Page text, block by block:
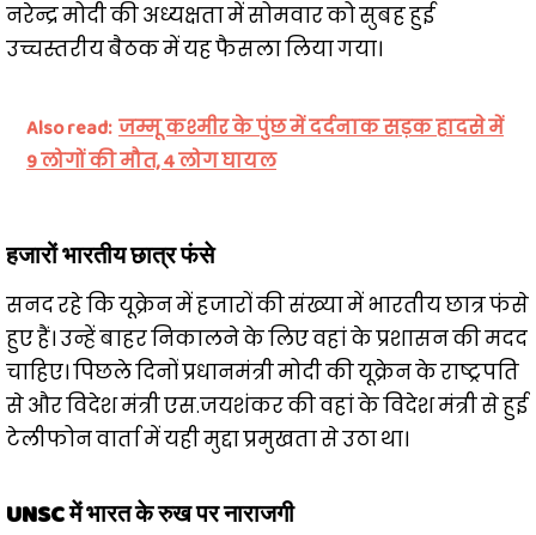
नरेन्द्र मोदी की अध्यक्षता में सोमवार को सुबह हुई
उच्चस्तरीय बैठक में यह फैसला लिया गया।
Also read: जम्मू कश्मीर के पुंछ में दर्दनाक सड़क हादसे में
9 लोगों की मौत, 4 लोग घायल
हजारों भारतीय छात्र फंसे
सनद रहे कि यूक्रेन में हजारों की संख्या में भारतीय छात्र फंसे
हुए हैं। उन्हें बाहर निकालने के लिए वहां के प्रशासन की मदद
चाहिए। पिछले दिनों प्रधानमंत्री मोदी की यूक्रेन के राष्ट्रपति
से और विदेश मंत्री एस.जयशंकर की वहां के विदेश मंत्री से हुई
टेलीफोन वार्ता में यही मुद्दा प्रमुखता से उठा था।
UNSC में भारत के रुख पर नाराजगी